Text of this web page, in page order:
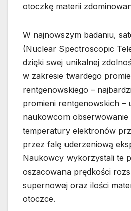
otoczkę materii
W najnowszym badaniu,
(Nuclear Spectroscopic
dzięki swej unikalnej
w zakresie twardego
rentgenowskiego –
promieni rentgenowskich –
naukowcom obserwowanie
temperatury elektronów
przez falę uderzeniową
Naukowcy wykorzystali te
oszacowana prędkości
supernowej oraz ilości
otoczce.